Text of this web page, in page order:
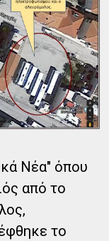
Νέα" όπου
από το
το